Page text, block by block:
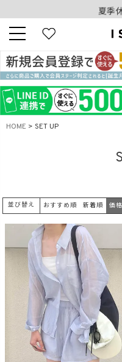
夏季
10,000円
新規会員登録でも
夏季
令和8年熊本地震の影
キーワード
新着
商品タイプ
ORIGINAL
HOME SET UP
並び替え おすすめ順 新着順 価